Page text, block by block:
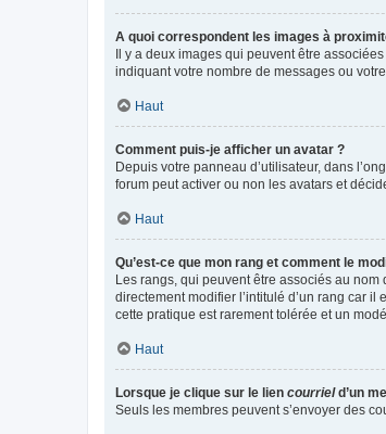
A quoi correspondent les images à
Il y a deux images qui peuvent être
indiquant votre nombre de messages ou
Haut
Comment puis-je afficher un avatar ?
Depuis votre panneau d’utilisateur, dans
forum peut activer ou non les avatars et
Haut
Qu’est-ce que mon rang et comment le
Les rangs, qui peuvent être associés au
directement modifier l’intitulé d’un rang car
cette pratique est rarement tolérée et un
Haut
Lorsque je clique sur le lien courrield’un
Seuls les membres peuvent s’envoyer des